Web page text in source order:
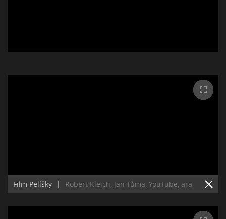
Film Pelíšky | Robert Klejch, Jan Tůma, YouTube, ara